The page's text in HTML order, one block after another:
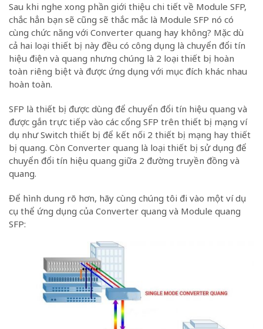
Sau khi nghe xong phần giới thiệu chi tiết về Module SFP,
chắc hẳn bạn sẽ cũng sẽ thắc mắc là Module SFP nó có
cùng chức năng với Converter quang hay không? Mặc dù
cả hai loại thiết bị này đều có công dụng là chuyển đổi tín
hiệu điện và quang nhưng chúng là 2 loại thiết bị hoàn
toàn riêng biệt và được ứng dụng với mục đích khác nhau
hoàn toàn.
SFP là thiết bị được dùng để chuyển đổi tín hiệu quang và
được gắn trực tiếp vào các cổng SFP trên thiết bị mạng ví
dụ như Switch thiết bị để kết nối 2 thiết bị mạng hay thiết
bị quang. Còn Converter quang là loại thiết bị sử dụng để
chuyển đổi tín hiệu quang giữa 2 đường truyền đồng và
quang.
Để hình dung rõ hơn, hãy cùng chúng tôi đi vào một ví dụ
cụ thể ứng dụng của Converter quang và Module quang
SFP: